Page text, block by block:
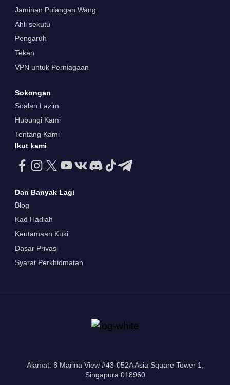
Jaminan Pulangan Wang
Ahli sekutu
Pengaruh
Tekan
VPN untuk Perniagaan
Sokongan
Soalan Lazim
Hubungi Kami
Tentang Kami
Ikut kami
Dan Banyak Lagi
Blog
Kad Hadiah
Keutamaan Kuki
Dasar Privasi
Syarat Perkhidmatan
Alamat: 8 Marina View #43-052A Asia Square Tower 1,
Singapura 018960